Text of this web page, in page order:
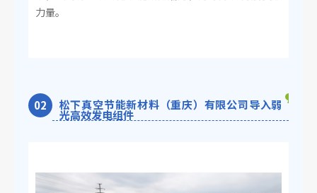
力量。
02 松下真空节能新材料（重庆）有限公司导入弱
光高效发电组件